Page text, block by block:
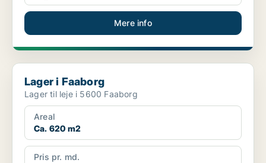
Mere info
Lager i Faaborg
Lager i Faaborg
Lager til leje i 5600 Faaborg
Areal
Ca. 620 m2
Pris pr. md.